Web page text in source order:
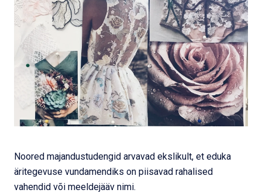
Noored majandustudengid arvavad ekslikult, et eduka
äritegevuse vundamendiks on piisavad rahalised
vahendid või meeldejääv nimi.